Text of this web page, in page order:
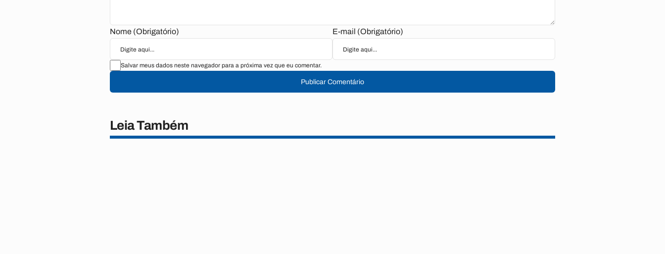
Nome (Obrigatório) E-mail (Obrigatório)
Salvar meus dados neste navegador para a próxima vez que eu comentar.
Publicar Comentário
Leia Também